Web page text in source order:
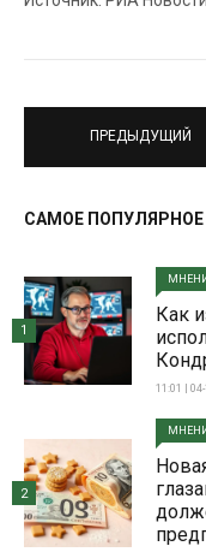
ПРЕДЫДУЩИЙ
САМОЕ ПОПУЛЯРНОЕ
Как
11:01 |
1
2